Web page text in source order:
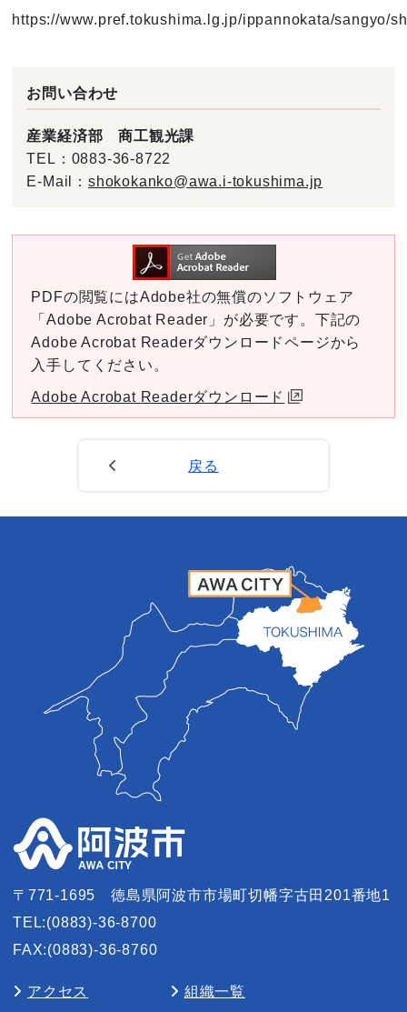
https://www.pref.tokushima.lg.jp/ippannokata/sangyo/
お問い合わせ
産業経済部 商工観光課
TEL： 0883-36-8722
E-Mail：shokokanko@awa.i-tokushima.jp
PDFの閲覧にはAdobe社の無償のソフトウェア
「Adobe Acrobat Reader」が必要です。下記の
Adobe Acrobat Readerダウンロードページから
入手してください。
Adobe Acrobat Readerダウンロード
戻る
〒771-1695
徳島県阿波市市場町切幡字古田201番地1
TEL:(0883)-36-8700
FAX:(0883)-36-8760
アクセス 組織一覧